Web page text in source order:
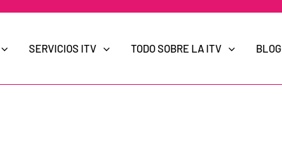
SERVICIOS ITV TODO SOBRE LA ITV BLOG